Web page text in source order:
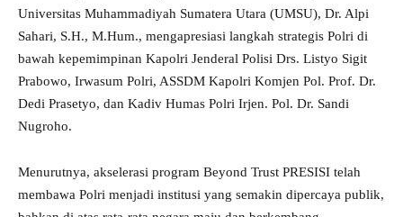
Universitas Muhammadiyah Sumatera Utara (UMSU), Dr. Alpi
Sahari, S.H., M.Hum., mengapresiasi langkah strategis Polri di
bawah kepemimpinan Kapolri Jenderal Polisi Drs. Listyo Sigit
Prabowo, Irwasum Polri, ASSDM Kapolri Komjen Pol. Prof. Dr.
Dedi Prasetyo, dan Kadiv Humas Polri Irjen. Pol. Dr. Sandi
Nugroho.
Menurutnya, akselerasi program Beyond Trust PRESISI telah
membawa Polri menjadi institusi yang semakin dipercaya publik,